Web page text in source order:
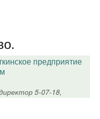
предприятие
5-07-18,